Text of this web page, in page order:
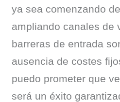
ya sea comenzando
ampliando canales de
barreras de entrada
ausencia de costes
puedo prometer que
será un éxito